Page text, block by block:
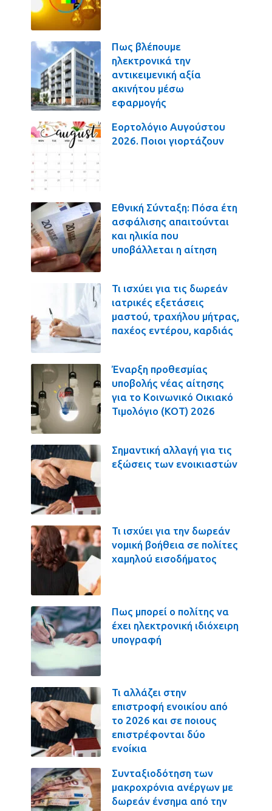
Πως βλέπουμε
ηλεκτρονικά την
αντικειμενική αξία
ακινήτου μέσω
εφαρμογής
Εορτολόγιο Αυγούστου
2026. Ποιοι γιορτάζουν
Εθνική Σύνταξη: Πόσα έτη
ασφάλισης απαιτούνται
και ηλικία που
υποβάλλεται η αίτηση
Τι ισχύει για τις δωρεάν
ιατρικές εξετάσεις
μαστού, τραχήλου μήτρας,
παχέος εντέρου, καρδιάς
Έναρξη προθεσμίας
υποβολής νέας αίτησης
για το Κοινωνικό Οικιακό
Τιμολόγιο (ΚΟΤ) 2026
Σημαντική αλλαγή για τις
εξώσεις των ενοικιαστών
Τι ισχύει για την δωρεάν
νομική βοήθεια σε πολίτες
χαμηλού εισοδήματος
Πως μπορεί ο πολίτης να
έχει ηλεκτρονική ιδιόχειρη
υπογραφή
Τι αλλάζει στην
επιστροφή ενοικίου από
το 2026 και σε ποιους
επιστρέφονται δύο
ενοίκια
Συνταξιοδότηση των
μακροχρόνια ανέργων με
δωρεάν ένσημα από την